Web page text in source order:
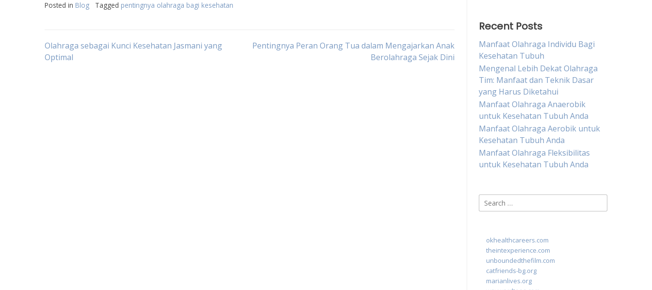
Posted in Blog Tagged pentingnya olahraga bagi kesehatan
Post
Olahraga sebagai Kunci Kesehatan Jasmani yang
Optimal
Pentingnya Peran Orang Tua dalam Mengajarkan Anak
Berolahraga Sejak Dini
Recent Posts
Manfaat Olahraga Individu Bagi
Kesehatan Tubuh
Mengenal Lebih Dekat Olahraga
Tim: Manfaat dan Teknik Dasar
yang Harus Diketahui
Manfaat Olahraga Anaerobik
untuk Kesehatan Tubuh Anda
Manfaat Olahraga Aerobik untuk
Kesehatan Tubuh Anda
Manfaat Olahraga Fleksibilitas
untuk Kesehatan Tubuh Anda
Search
for:
okhealthcareers.com
theintexperience.com
unboundedthefilm.com
catfriends-bg.org
marianlives.org